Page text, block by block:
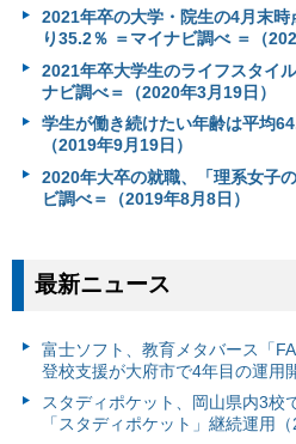
2021年卒の大学・院生の4月末時
り35.2％ ＝マイナビ調べ ＝（
2021年卒大学生のライフスタイ
ナビ調べ＝（2020年3月19日）
学生が働き続けたい年齢は平均
（2019年9月19日）
2020年大卒の就職、「理系女子
ビ調べ＝（2019年8月8日）
最新ニュース
富⼠ソフト、教育メタバース「
登校支援が大府市で4年目の運用
スタディポケット、岡山県内3校
「スタディポケット」継続運用（